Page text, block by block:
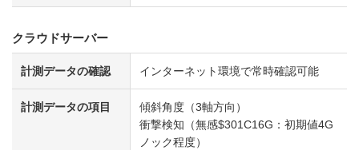
クラウドサーバー
計測データの確認 インターネット環境で常時確認可能
計測データの項目
傾斜角度（3軸方向）
衝撃検知（無感$301C16G：初期値4G
ノック程度）